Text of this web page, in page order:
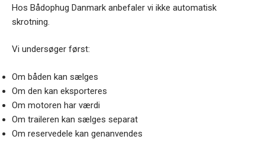
Hos Bådophug Danmark anbefaler vi ikke automatisk
skrotning.
Vi undersøger først:
Om båden kan sælges
Om den kan eksporteres
Om motoren har værdi
Om traileren kan sælges separat
Om reservedele kan genanvendes